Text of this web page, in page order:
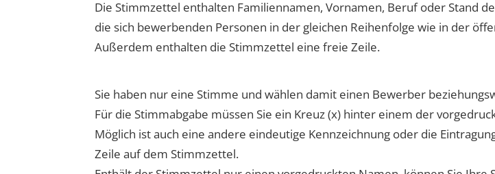
Die Stimmzettel enthalten Familiennamen, Vornamen, Beruf oder Stand
die sich bewerbenden Personen in der gleichen Reihenfolge wie in der
Außerdem enthalten die Stimmzettel eine freie Zeile.
Sie haben nur eine Stimme und wählen damit einen Bewerber
Für die Stimmabgabe müssen Sie ein Kreuz (x) hinter einem der
Möglich ist auch eine andere eindeutige Kennzeichnung oder die
Zeile auf dem Stimmzettel.